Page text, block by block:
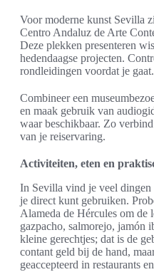
Voor moderne kunst Sevilla
Centro Andaluz de Arte
Deze plekken presenteren
hedendaagse projecten.
rondleidingen voordat je gaat.
Combineer een
en maak gebruik van
waar beschikbaar. Zo
van je reiservaring.
Activiteiten, eten en
In Sevilla vind je veel
je direct kunt gebruiken.
Alameda de Hércules om de
gazpacho, salmorejo, jamón
kleine gerechtjes; dat is de
contant geld bij de hand,
geaccepteerd in restaurants